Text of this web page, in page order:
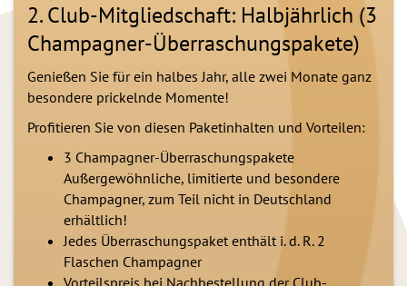
2. Club-Mitgliedschaft: Halbjährlich (3
Champagner-Überraschungspakete)
Genießen Sie für ein halbes Jahr, alle zwei Monate ganz
besondere prickelnde Momente!
Profitieren Sie von diesen Paketinhalten und Vorteilen:
3 Champagner-Überraschungspakete
Außergewöhnliche, limitierte und besondere
Champagner, zum Teil nicht in Deutschland
erhältlich!
Jedes Überraschungspaket enthält i. d. R. 2
Flaschen Champagner
Vorteilspreis bei Nachbestellung der Club-